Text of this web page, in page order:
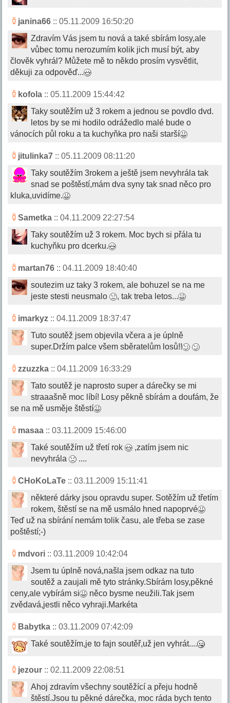
janina66 :: 05.11.2009 16:50:20
Zdravím Vás jsem tu nová a také sbírám losy,ale
vůbec tomu nerozumím kolik jich musí být, aby
člověk vyhrál? Můžete mě to někdo prosím vysvětlit,
děkuji za odpověď...
kofola :: 05.11.2009 15:44:42
Taky soutěžím už 3 rokem a jednou se povdlo dvd.
letos by se mi hodilo odrážedlo malé bude o
vánocích půl roku a ta kuchyňka pro naši starší
jitulinka7 :: 05.11.2009 08:11:20
Taky soutěžím 3rokem a ještě jsem nevyhrála tak
snad se poštěstí,mám dva syny tak snad něco pro
kluka,uvidíme.
Sametka :: 04.11.2009 22:27:54
Taky soutěžím už 3 rokem. Moc bych si přála tu
kuchyňku pro dcerku.
martan76 :: 04.11.2009 18:40:40
soutezim uz taky 3 rokem, ale bohuzel se na me
jeste stesti neusmalo
, tak treba letos...
imarkyz :: 04.11.2009 18:37:47
Tuto soutěž jsem objevila včera a je úplně
super.Držím palce všem sběratelům losů!!
zzuzzka :: 04.11.2009 16:33:29
Tato soutěž je naprosto super a dárečky se mi
straaašně moc líbí! Losy pěkně sbírám a doufám, že
se na mě usměje štěstí
masaa :: 03.11.2009 15:46:00
Také soutěžím už třetí rok
,zatím jsem nic
nevyhrála
....
CHoKoLaTe :: 03.11.2009 15:11:41
některé dárky jsou opravdu super. Sotěžím už třetím
rokem, štěstí se na mě usmálo hned napoprvé
Teď už na sbírání nemám tolik času, ale třeba se zase
poštěstí;-)
mdvori :: 03.11.2009 10:42:04
Jsem tu úplně nová,našla jsem odkaz na tuto
soutěž a zaujali mě tyto stránky.Sbírám losy,pěkné
ceny,ale vybírám si
něco bysme neužili.Tak jsem
zvědavá,jestli něco vyhraji.Markéta
Babytka :: 03.11.2009 07:42:09
Také soutěžím,je to fajn soutěř,už jen vyhrát....
jezour :: 02.11.2009 22:08:51
Ahoj zdravím všechny soutěžící a přeju hodně
štěstí.Jsou tu pěkné dárečka, moc ráda bych tento